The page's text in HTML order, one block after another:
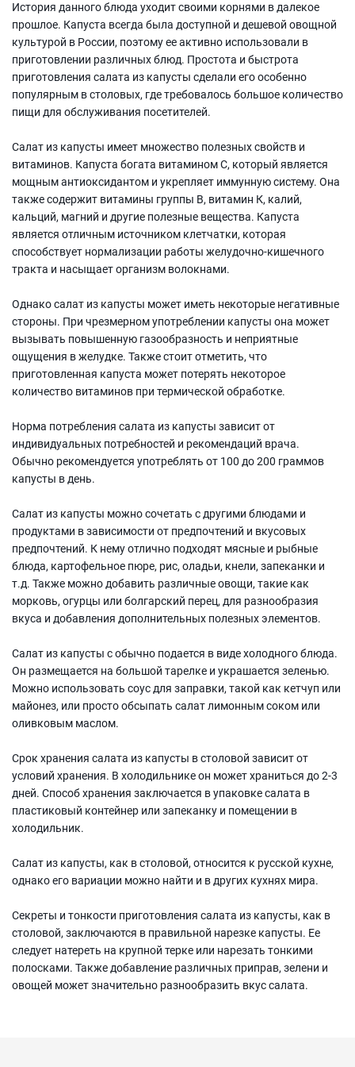
История данного блюда уходит своими корнями в далекое
прошлое. Капуста всегда была доступной и дешевой овощной
культурой в России, поэтому ее активно использовали в
приготовлении различных блюд. Простота и быстрота
приготовления салата из капусты сделали его особенно
популярным в столовых, где требовалось большое количество
пищи для обслуживания посетителей.
Салат из капусты имеет множество полезных свойств и
витаминов. Капуста богата витамином С, который является
мощным антиоксидантом и укрепляет иммунную систему. Она
также содержит витамины группы В, витамин К, калий,
кальций, магний и другие полезные вещества. Капуста
является отличным источником клетчатки, которая
способствует нормализации работы желудочно-кишечного
тракта и насыщает организм волокнами.
Однако салат из капусты может иметь некоторые негативные
стороны. При чрезмерном употреблении капусты она может
вызывать повышенную газообразность и неприятные
ощущения в желудке. Также стоит отметить, что
приготовленная капуста может потерять некоторое
количество витаминов при термической обработке.
Норма потребления салата из капусты зависит от
индивидуальных потребностей и рекомендаций врача.
Обычно рекомендуется употреблять от 100 до 200 граммов
капусты в день.
Салат из капусты можно сочетать с другими блюдами и
продуктами в зависимости от предпочтений и вкусовых
предпочтений. К нему отлично подходят мясные и рыбные
блюда, картофельное пюре, рис, оладьи, кнели, запеканки и
т.д. Также можно добавить различные овощи, такие как
морковь, огурцы или болгарский перец, для разнообразия
вкуса и добавления дополнительных полезных элементов.
Салат из капусты с обычно подается в виде холодного блюда.
Он размещается на большой тарелке и украшается зеленью.
Можно использовать соус для заправки, такой как кетчуп или
майонез, или просто обсыпать салат лимонным соком или
оливковым маслом.
Срок хранения салата из капусты в столовой зависит от
условий хранения. В холодильнике он может храниться до 2-3
дней. Способ хранения заключается в упаковке салата в
пластиковый контейнер или запеканку и помещении в
холодильник.
Салат из капусты, как в столовой, относится к русской кухне,
однако его вариации можно найти и в других кухнях мира.
Секреты и тонкости приготовления салата из капусты, как в
столовой, заключаются в правильной нарезке капусты. Ее
следует натереть на крупной терке или нарезать тонкими
полосками. Также добавление различных приправ, зелени и
овощей может значительно разнообразить вкус салата.